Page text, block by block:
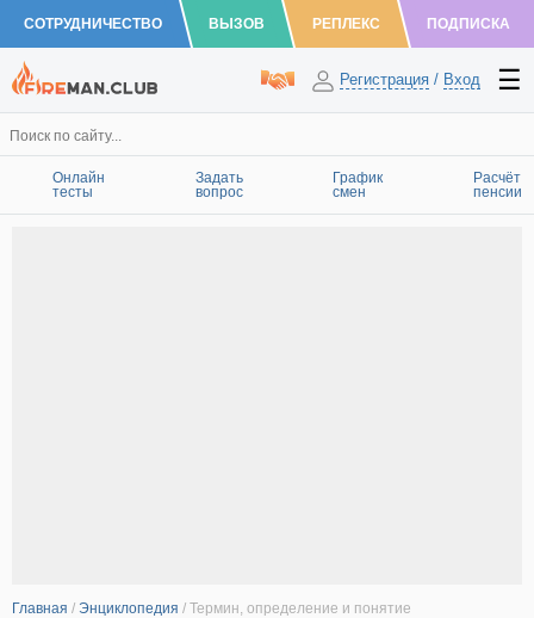
СОТРУДНИЧЕСТВО ВЫЗОВ РЕПЛЕКС ПОДПИСКА
Регистрация / Вход
Онлайн
тесты
Задать
вопрос
График
смен
Расчёт
пенсии
Главная / Энциклопедия / Термин, определение и понятие